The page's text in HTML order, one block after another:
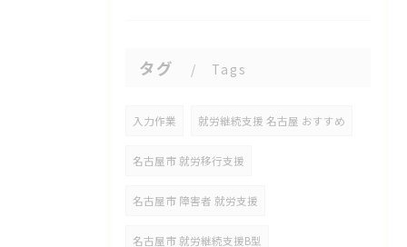
タグ Tags
入力作業 就労継続支援 名古屋 おすすめ
名古屋市 就労移行支援
名古屋市 障害者 就労支援
名古屋市 就労継続支援B型